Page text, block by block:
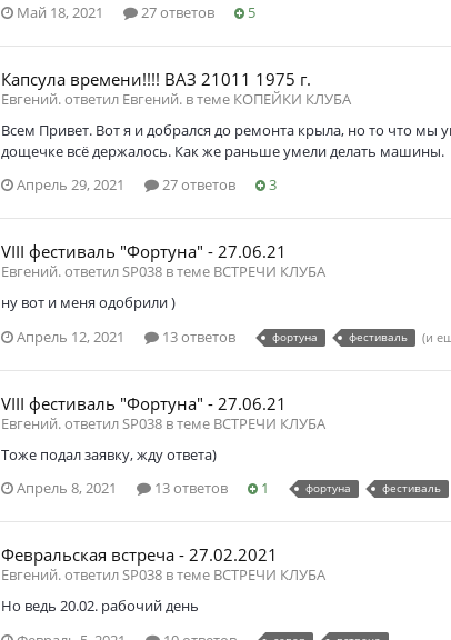
Май 18, 2021
27 ответов 5
Капсула времени!!!! ВАЗ 21011 1975 г.
Евгений. ответил Евгений. в теме КОПЕЙКИ КЛУБА
Всем Привет. Вот я и добрался до ремонта крыла, но то что мы
дощечке всё держалось. Как же раньше умели делать машины.
Апрель 29, 2021
27 ответов 3
VIII фестиваль "Фортуна" - 27.06.21
Евгений. ответил SP038 в теме ВСТРЕЧИ КЛУБА
ну вот и меня одобрили )
Апрель 12, 2021
13 ответов фортуна фестиваль (и
VIII фестиваль "Фортуна" - 27.06.21
Евгений. ответил SP038 в теме ВСТРЕЧИ КЛУБА
Тоже подал заявку, жду ответа)
Апрель 8, 2021
13 ответов 1 фортуна фестиваль
Февральская встреча - 27.02.2021
Евгений. ответил SP038 в теме ВСТРЕЧИ КЛУБА
Но ведь 20.02. рабочий день